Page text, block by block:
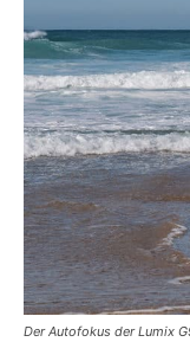
Der Autofokus der Lumix